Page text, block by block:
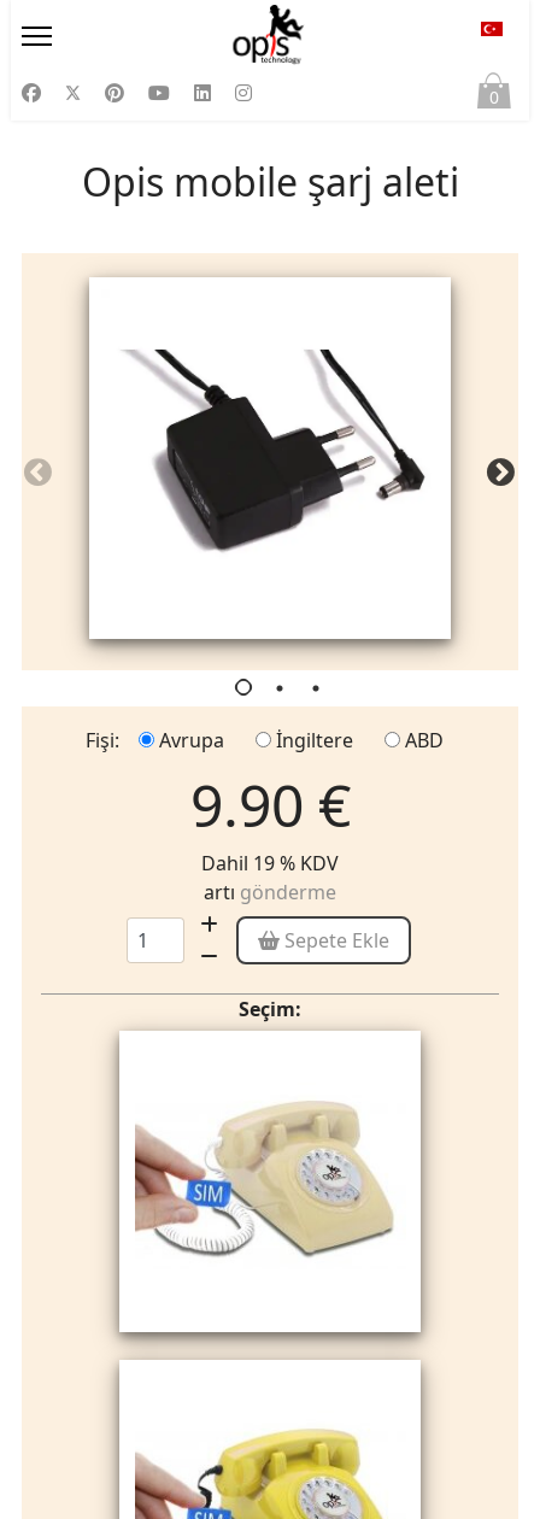
0
Opis mobile şarj aleti
Fişi: Avrupa İngiltere ABD
9.90 €
Dahil 19 % KDV
artı gönderme
Sepete Ekle
Seçim: